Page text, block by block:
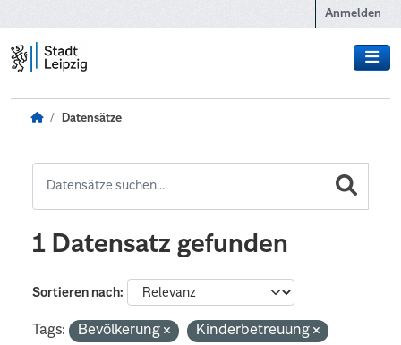
Anmelden
Datensätze
1 Datensatz gefunden
Sortieren nach
Tags: Bevölkerung
Kinderbetreuung